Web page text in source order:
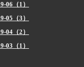
06（1）
05（3）
04（2）
03（1）